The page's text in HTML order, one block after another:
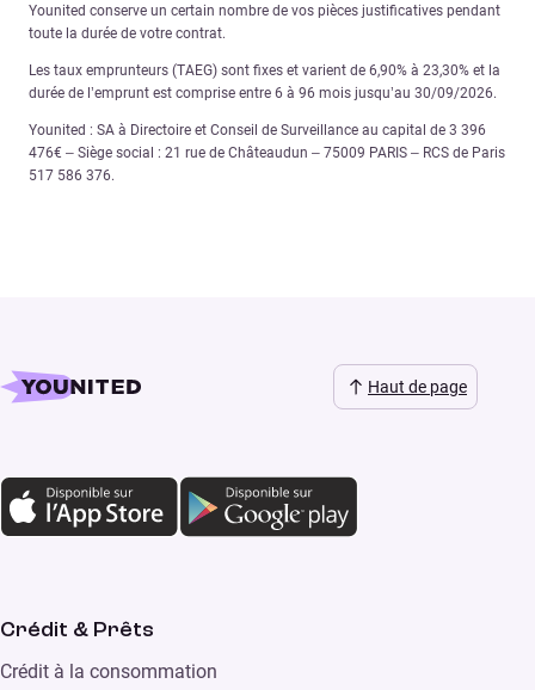
Younited conserve un certain nombre de vos pièces justificatives pendant
toute la durée de votre contrat.
Les taux emprunteurs (TAEG) sont fixes et varient de 6,90% à 23,30% et la
durée de l’emprunt est comprise entre 6 à 96 mois jusqu’au 30/09/2026.
Younited : SA à Directoire et Conseil de Surveillance au capital de 3 396
476€ – Siège social : 21 rue de Châteaudun – 75009 PARIS – RCS de Paris
517 586 376.
Haut de page
Crédit & Prêts
Crédit à la consommation